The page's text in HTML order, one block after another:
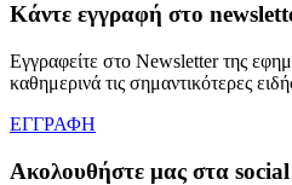
Κάντε εγγραφή στο
Εγγραφείτε στο Newsletter της
καθημερινά τις σημαντικότερες
ΕΓΓΡΑΦΗ
Ακολουθήστε μας στα